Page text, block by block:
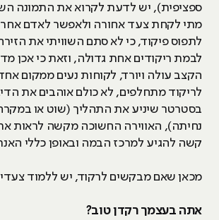
ספציפית), יש לדעת לקרוא את התמונה
מתי לקחת צעד אחורה ולאפשר לאדם אחר
לתפוס פיקוד, כי לא סתם השוויתי את
לבמת ריקודים אחת גדולה, וזאת כי אכן
הקצב עולה ויורד, לקוחות נעים ממקום
לריקוד מתחלפים, לא כולם אוהבים את
בסטרטר שיניע את התהליך (שוט או
נחיתה), האווירה החשוכה מקשה לראות
קשה להגיע למרכז הבמה ובאופן כללי
מכאן שאם מבקשים לרקוד, יש ללמוד
אתה בעצמך רקדן טוב?